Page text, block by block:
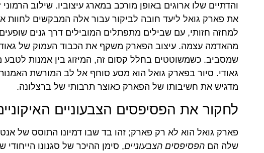
והדתיים שלו ארוגים באופן מורכב במארג עיצוביו. שילוב
את פארק גואל ליעד חובה לביקור עבור אלה המבקשים לחוות
למחזה חזותי, עם שבילים מתפתלים המובילים דרך גנים
מהאדמה עצמה. עיצוב הפארק משקף את הכבוד העמוק של
שמסביב. כשמשוטטים בחלל קסום זה, המיזוג בין אמנות
גאודי. סיור בפארק גואל הוא מסע סוחף אל לב המורשת
מדגיש את חשיבותו של הפארק כאוצר תרבותי של ברצלונה.
לחקור את הפסיפסים הצבעוניים
פארק גואל הוא לא רק פארק; זהו בד שבו דמיונו התוסס של
שלה הם הפסיפסים הצבעוניים, סימן ההיכר של סגנונו